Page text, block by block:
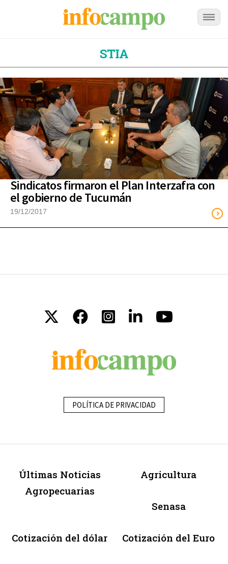
STIA
Sindicatos firmaron el Plan Interzafra con
el gobierno de Tucumán
19/12/2017
POLÍTICA DE PRIVACIDAD
Últimas Noticias
Agropecuarias
Agricultura
Senasa
Cotización del dólar Cotización del Euro